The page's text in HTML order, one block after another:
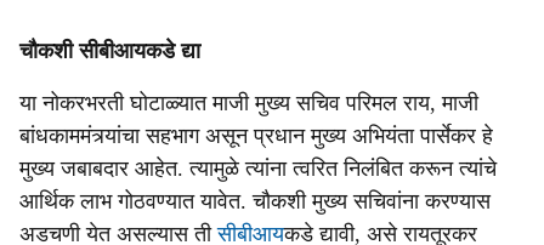
चौकशी सीबीआयकडे द्या
या नोकरभरती घोटाळ्यात माजी मुख्य सचिव परिमल राय, माजी
बांधकाममंत्र्यांचा सहभाग असून प्रधान मुख्य अभियंता पार्सेकर हे
मुख्य जबाबदार आहेत. त्यामुळे त्यांना त्वरित निलंबित करून त्यांचे
आर्थिक लाभ गोठवण्यात यावेत. चौकशी मुख्य सचिवांना करण्यास
अडचणी येत असल्यास तीसीबीआयकडे द्यावी, असे रायतूरकर